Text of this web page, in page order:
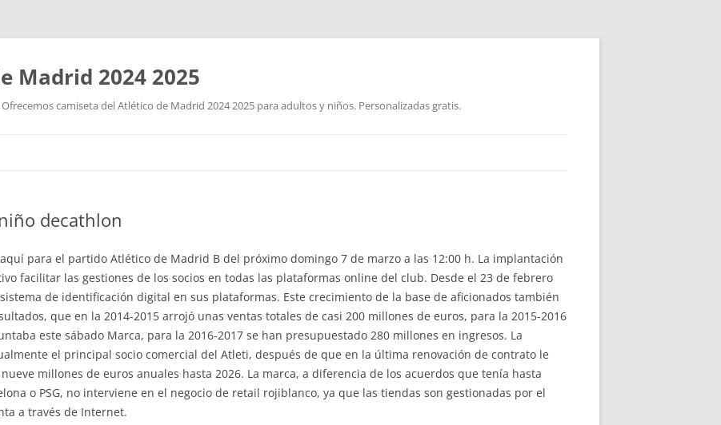
Madrid 2024 2025
camiseta del Atlético de Madrid 2024 2025 para adultos y niños. Personalizadas gratis.
decathlon
para el partido Atlético de Madrid B del próximo domingo 7 de marzo a las 12:00 h. La implantación
facilitar las gestiones de los socios en todas las plataformas online del club. Desde el 23 de febrero
de identificación digital en sus plataformas. Este crecimiento de la base de aficionados también
que en la 2014-2015 arrojó unas ventas totales de casi 200 millones de euros, para la 2015-2016
este sábado Marca, para la 2016-2017 se han presupuestado 280 millones en ingresos. La
el principal socio comercial del Atleti, después de que en la última renovación de contrato le
millones de euros anuales hasta 2026. La marca, a diferencia de los acuerdos que tenía hasta
o PSG, no interviene en el negocio de retail rojiblanco, ya que las tiendas son gestionadas por el
a través de Internet.